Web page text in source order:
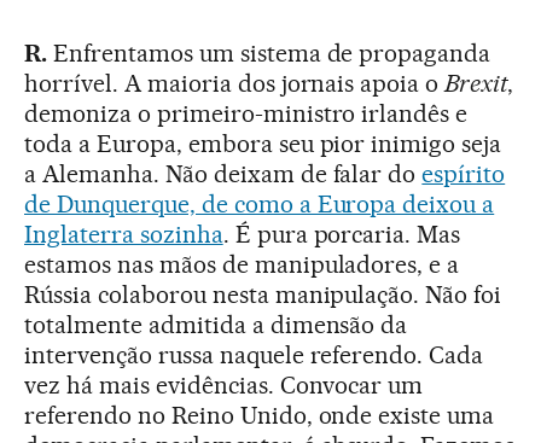
R.Enfrentamos um sistema de propaganda
horrível. A maioria dos jornais apoia oBrexit,
demoniza o primeiro-ministro irlandês e
toda a Europa, embora seu pior inimigo seja
a Alemanha. Não deixam de falar doespírito
de Dunquerque, de como a Europa deixou a
Inglaterra sozinha. É pura porcaria. Mas
estamos nas mãos de manipuladores, e a
Rússia colaborou nesta manipulação. Não foi
totalmente admitida a dimensão da
intervenção russa naquele referendo. Cada
vez há mais evidências. Convocar um
referendo no Reino Unido, onde existe uma